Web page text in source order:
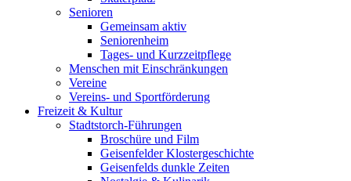
Senioren
Gemeinsam aktiv
Seniorenheim
Tages- und Kurzzeitpflege
Menschen mit Einschränkungen
Vereine
Vereins- und Sportförderung
Freizeit & Kultur
Stadtstorch-Führungen
Broschüre und Film
Geisenfelder Klostergeschichte
Geisenfelds dunkle Zeiten